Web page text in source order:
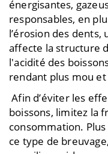
énergisantes,
responsables, en
l’érosion des
affecte la structure
l'acidité des
rendant plus mou
Afin d’éviter les
boissons, limitez la
consommation.
ce type de